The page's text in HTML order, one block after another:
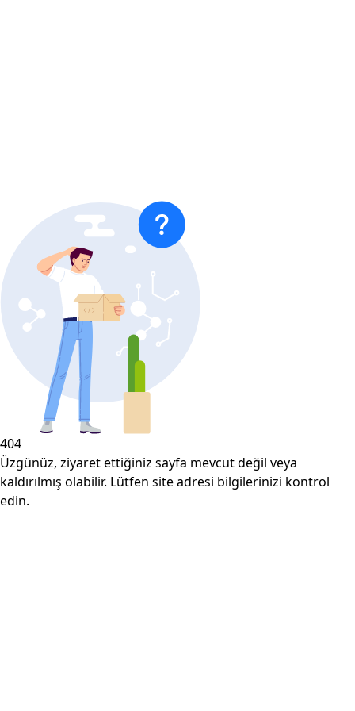
404
Üzgünüz, ziyaret ettiğiniz sayfa mevcut değil veya
kaldırılmış olabilir. Lütfen site adresi bilgilerinizi kontrol
edin.